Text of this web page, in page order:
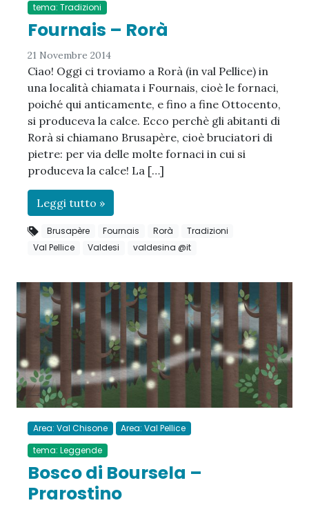
tema: Tradizioni
Fournais – Rorà
21 Novembre 2014
Ciao! Oggi ci troviamo a Rorà (in val Pellice) in
una località chiamata i Fournais, cioè le fornaci,
poiché qui anticamente, e fino a fine Ottocento,
si produceva la calce. Ecco perchè gli abitanti di
Rorà si chiamano Brusapère, cioè bruciatori di
pietre: per via delle molte fornaci in cui si
produceva la calce! La […]
Leggi tutto »
Brusapère Fournais Rorà
Tradizioni
Val Pellice
Valdesi valdesina @it
Area: Val Chisone
Area: Val Pellice
tema: Leggende
Bosco di Boursela –
Prarostino